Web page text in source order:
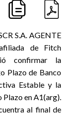
S.A. AGENTE
de Fitch
confirmar la
Plazo de Banco
Estable y la
en A1(arg).
al final de